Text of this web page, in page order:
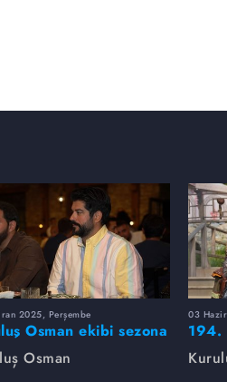
2025, Perşembe
Osman ekibi sezona
veda etti
Osman
03
194.
Foto